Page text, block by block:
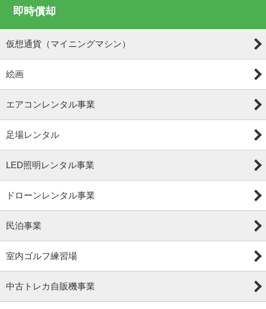
即時償却
仮想通貨（マイニングマシン）
絵画
エアコンレンタル事業
足場レンタル
LED照明レンタル事業
ドローンレンタル事業
民泊事業
室内ゴルフ練習場
中古トレカ自販機事業